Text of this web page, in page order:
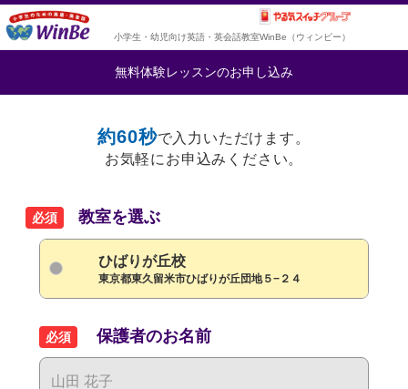
小学生・幼児向け英語・英会話教室WinBe（ウィンビー）
無料体験レッスンのお申し込み
約60秒で入力いただけます。
お気軽にお申込みください。
必須 教室を選ぶ
ひばりが丘校
東京都東久留米市ひばりが丘団地５−２４
必須 保護者のお名前